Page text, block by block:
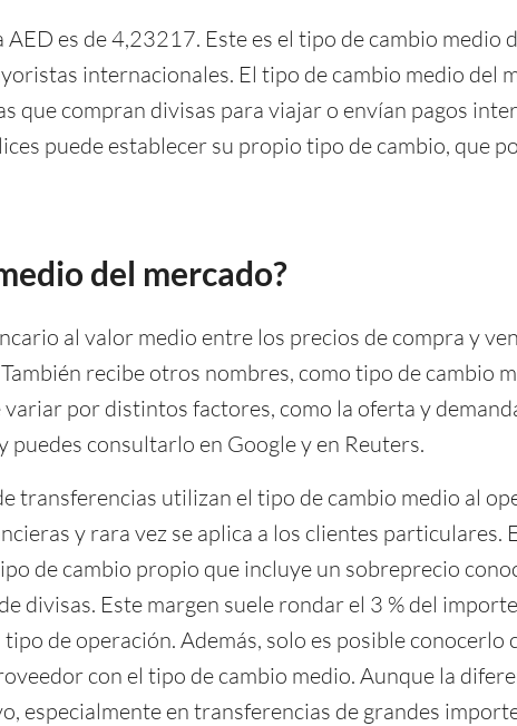
es de 4,23217. Este es el tipo de cambio medio
internacionales. El tipo de cambio medio del
que compran divisas para viajar o envían pagos
puede establecer su propio tipo de cambio, que
del mercado?
al valor medio entre los precios de compra y
recibe otros nombres, como tipo de cambio
por distintos factores, como la oferta y
consultarlo en Google y en Reuters.
transferencias utilizan el tipo de cambio medio al
y rara vez se aplica a los clientes particulares.
de cambio propio que incluye un sobreprecio
divisas. Este margen suele rondar el 3 % del
de operación. Además, solo es posible conocerlo
con el tipo de cambio medio. Aunque la
especialmente en transferencias de grandes